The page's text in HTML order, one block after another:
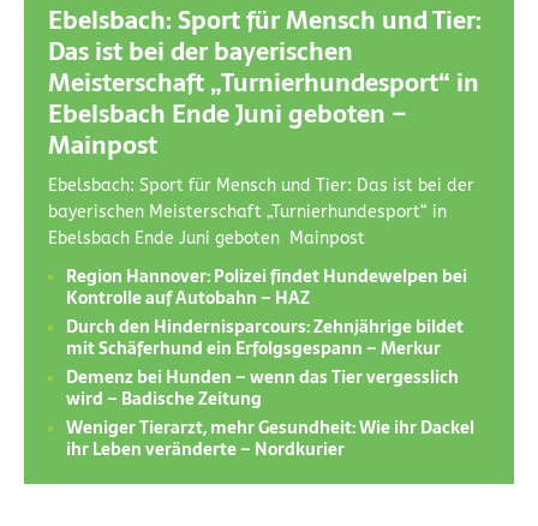
Ebelsbach: Sport für Mensch und Tier:
Das ist bei der bayerischen
Meisterschaft „Turnierhundesport“ in
Ebelsbach Ende Juni geboten –
Mainpost
Ebelsbach: Sport für Mensch und Tier: Das ist bei der
bayerischen Meisterschaft „Turnierhundesport“ in
Ebelsbach Ende Juni geboten Mainpost
Region Hannover: Polizei findet Hundewelpen bei
Kontrolle auf Autobahn – HAZ
Durch den Hindernisparcours: Zehnjährige bildet
mit Schäferhund ein Erfolgsgespann – Merkur
Demenz bei Hunden – wenn das Tier vergesslich
wird – Badische Zeitung
Weniger Tierarzt, mehr Gesundheit: Wie ihr Dackel
ihr Leben veränderte – Nordkurier